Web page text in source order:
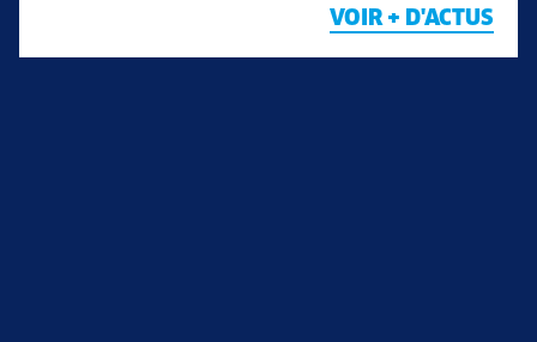
VOIR + D'ACTUS